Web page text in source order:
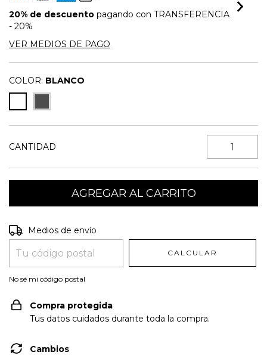
20% de descuento pagando con TRANSFERENCIA
- 20%
VER MEDIOS DE PAGO
COLOR: BLANCO
CANTIDAD
Entregas para el CP:
Medios de envío
CALCULAR
No sé mi código postal
Compra protegida
Tus datos cuidados durante toda la compra.
Cambios